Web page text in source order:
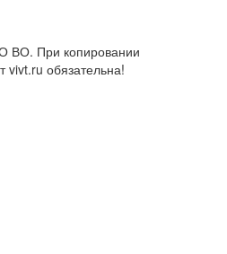
ВО. При копировании
vivt.ru обязательна!